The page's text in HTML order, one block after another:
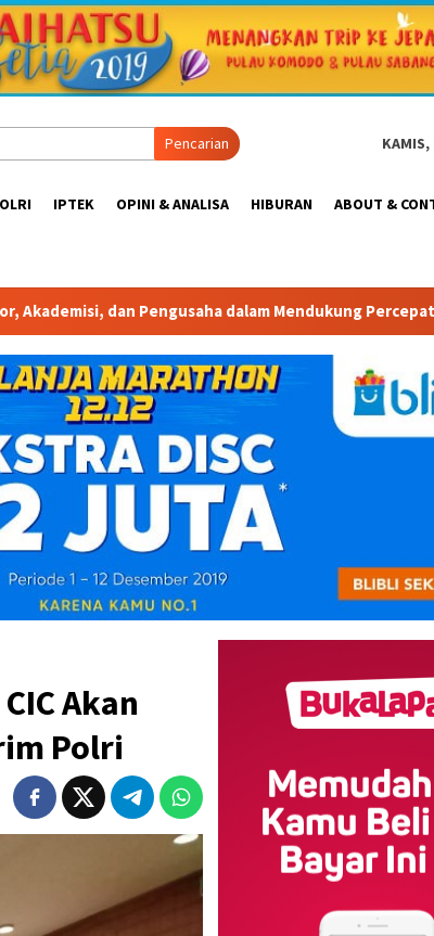
Pencarian KAMIS,
IPTEK OPINI & ANALISA HIBURAN ABOUT &
Mendukung Percepatan Hilirisasi Nasional.
Akan
Polri